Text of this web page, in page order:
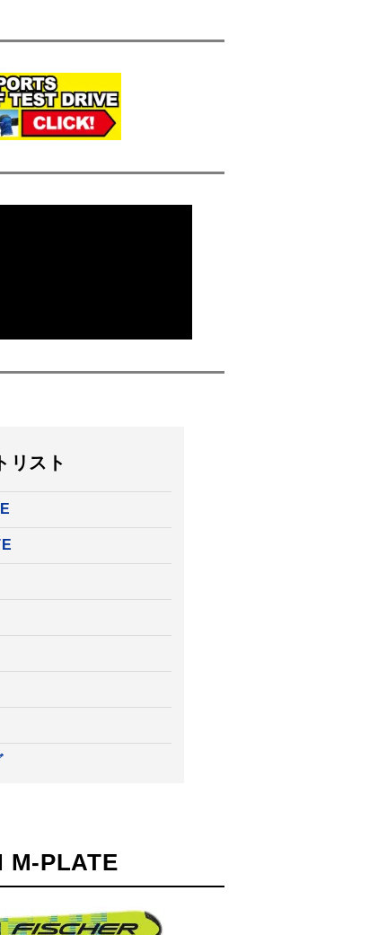
リスト
M-PLATE